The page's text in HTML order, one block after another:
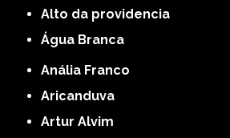
alto da providencia
Água Branca
Anália Franco
Aricanduva
Artur Alvim